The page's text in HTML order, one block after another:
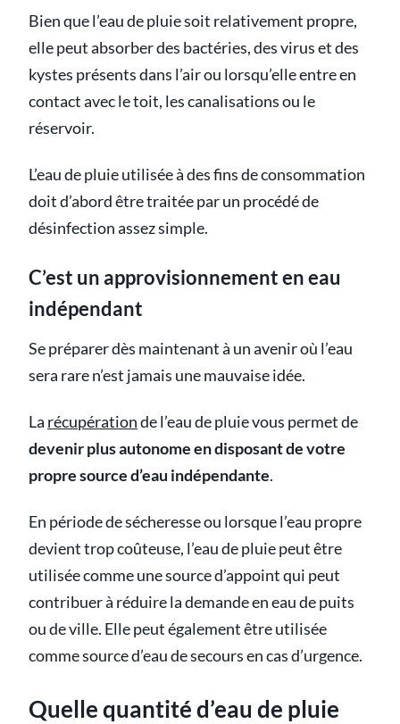
Bien que l’eau de pluie soit relativement propre,
elle peut absorber des bactéries, des virus et des
kystes présents dans l’air ou lorsqu’elle entre en
contact avec le toit, les canalisations ou le
réservoir.
L’eau de pluie utilisée à des fins de consommation
doit d’abord être traitée par un procédé de
désinfection assez simple.
C’est un approvisionnement en eau
indépendant
Se préparer dès maintenant à un avenir où l’eau
sera rare n’est jamais une mauvaise idée.
La récupérationde l’eau de pluie vous permet de
devenir plus autonome en disposant de votre
propre source d’eau indépendante.
En période de sécheresse ou lorsque l’eau propre
devient trop coûteuse, l’eau de pluie peut être
utilisée comme une source d’appoint qui peut
contribuer à réduire la demande en eau de puits
ou de ville. Elle peut également être utilisée
comme source d’eau de secours en cas d’urgence.
Quelle quantité d’eau de pluie